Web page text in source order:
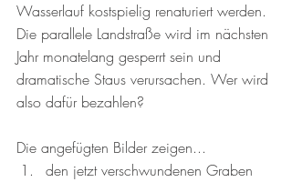
Wasserlauf kostspielig renaturiert werden.
Die parallele Landstraße wird im nächsten
Jahr monatelang gesperrt sein und
dramatische Staus verursachen. Wer wird
also dafür bezahlen?
Die angefügten Bilder zeigen...
den jetzt verschwundenen Graben